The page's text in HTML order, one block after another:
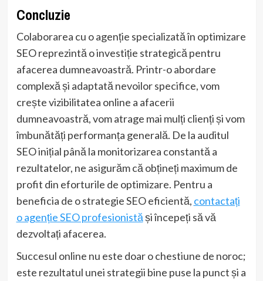
Concluzie
Colaborarea cu o agenție specializată în optimizare
SEO reprezintă o investiție strategică pentru
afacerea dumneavoastră. Printr-o abordare
complexă și adaptată nevoilor specifice, vom
crește vizibilitatea online a afacerii
dumneavoastră, vom atrage mai mulți clienți și vom
îmbunătăți performanța generală. De la auditul
SEO inițial până la monitorizarea constantă a
rezultatelor, ne asigurăm că obțineți maximum de
profit din eforturile de optimizare. Pentru a
beneficia de o strategie SEO eficientă, contactați
o agenție SEO profesionistăși începeți să vă
dezvoltați afacerea.
Succesul online nu este doar o chestiune de noroc;
este rezultatul unei strategii bine puse la punct și a